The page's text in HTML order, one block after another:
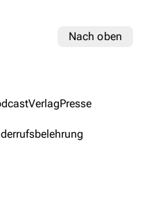
Nach oben
VerlagPresse